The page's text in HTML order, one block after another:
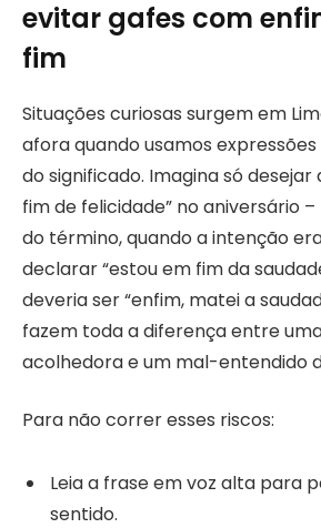
evitar gafes com
fim
Situações curiosas surgem em
afora quando usamos
do significado. Imagina só desejar
fim de felicidade” no aniversário
do término, quando a intenção
declarar “estou em fim da
deveria ser “enfim, matei a
fazem toda a diferença entre
acolhedora e um mal-entendido
Para não correr esses riscos:
Leia a frase em voz alta para
sentido.